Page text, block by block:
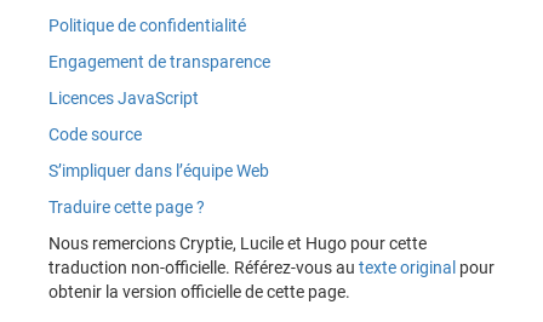
Politique de confidentialité
Engagement de transparence
Licences JavaScript
Code source
S’impliquer dans l’équipe Web
Traduire cette page ?
Nous remercions Cryptie, Lucile et Hugo pour cette
traduction non-officielle. Référez-vous au texte original pour
obtenir la version officielle de cette page.